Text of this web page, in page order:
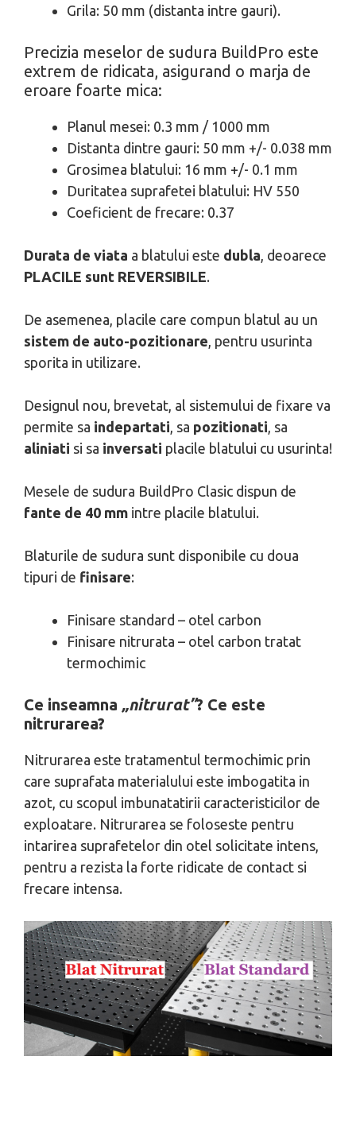
Grila: 50 mm (distanta intre gauri).
Precizia meselor de sudura BuildPro este
extrem de ridicata, asigurand o marja de
eroare foarte mica:
Planul mesei: 0.3 mm / 1000 mm
Distanta dintre gauri: 50 mm +/- 0.038 mm
Grosimea blatului: 16 mm +/- 0.1 mm
Duritatea suprafetei blatului: HV 550
Coeficient de frecare: 0.37
Durata de viata a blatului este dubla, deoarece
PLACILE sunt REVERSIBILE.
De asemenea, placile care compun blatul au un
sistem de auto-pozitionare, pentru usurinta
sporita in utilizare.
Designul nou, brevetat, al sistemului de fixare va
permite sa indepartati, sa pozitionati, sa
aliniati si sa inversati placile blatului cu usurinta!
Mesele de sudura BuildPro Clasic dispun de
fante de 40 mm intre placile blatului.
Blaturile de sudura sunt disponibile cu doua
tipuri de finisare:
Finisare standard – otel carbon
Finisare nitrurata – otel carbon tratat
termochimic
Ce inseamna „nitrurat”? Ce este
nitrurarea?
Nitrurarea este tratamentul termochimic prin
care suprafata materialului este imbogatita in
azot, cu scopul imbunatatirii caracteristicilor de
exploatare. Nitrurarea se foloseste pentru
intarirea suprafetelor din otel solicitate intens,
pentru a rezista la forte ridicate de contact si
frecare intensa.